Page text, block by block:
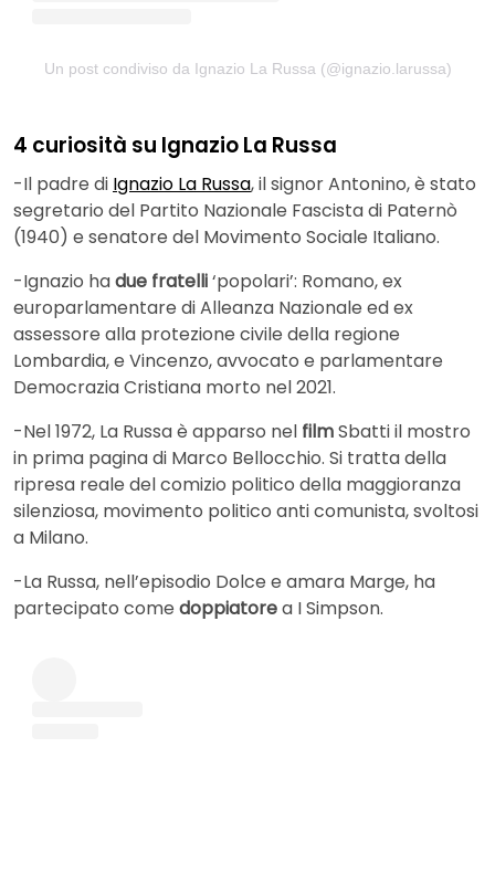
Un post condiviso da Ignazio La Russa (@ignazio.larussa)
4 curiosità su Ignazio La Russa
-Il padre di Ignazio La Russa, il signor Antonino, è stato
segretario del Partito Nazionale Fascista di Paternò
(1940) e senatore del Movimento Sociale Italiano.
-Ignazio hadue fratelli‘popolari’: Romano, ex
europarlamentare di Alleanza Nazionale ed ex
assessore alla protezione civile della regione
Lombardia, e Vincenzo, avvocato e parlamentare
Democrazia Cristiana morto nel 2021.
-Nel 1972, La Russa è apparso nel filmSbatti il mostro
in prima pagina di Marco Bellocchio. Si tratta della
ripresa reale del comizio politico della maggioranza
silenziosa, movimento politico anti comunista, svoltosi
a Milano.
-La Russa, nell’episodio Dolce e amara Marge, ha
partecipato come doppiatorea I Simpson.